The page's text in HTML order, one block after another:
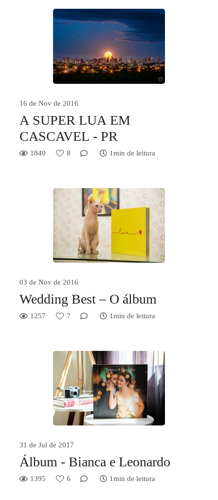
16 de Nov de 2016
A SUPER LUA EM
CASCAVEL - PR
1840 8 1min de leitura
03 de Nov de 2016
Wedding Best – O álbum
1257 7 1min de leitura
31 de Jul de 2017
Álbum - Bianca e Leonardo
1395 6 1min de leitura